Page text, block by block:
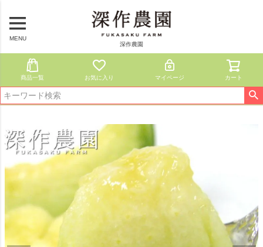
MENU
深作農園
商品一覧 お気に入り マイページ カート